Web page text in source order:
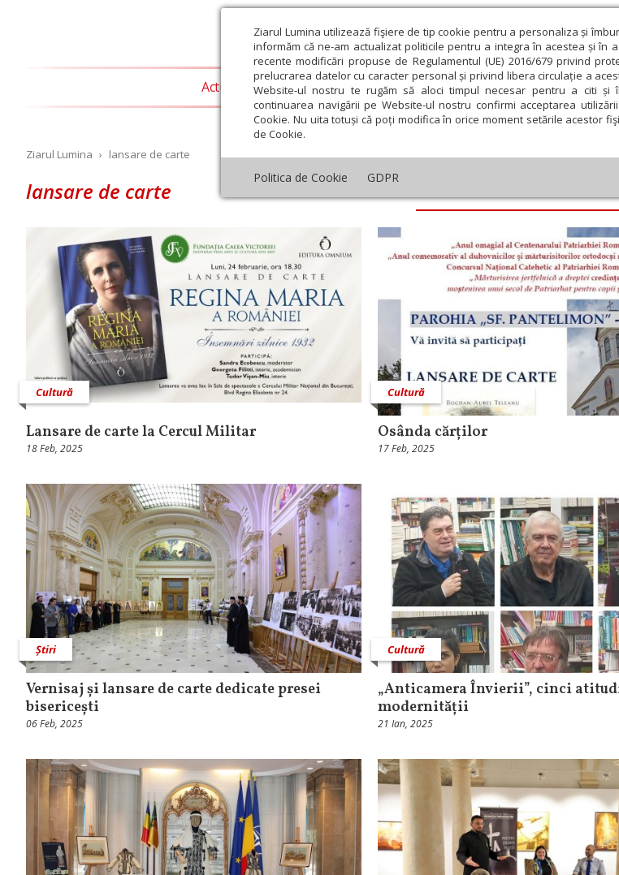
Ziarul Lumina utilizează fişiere de tip cookie pentru a personaliza și
informăm că ne-am actualizat politicile pentru a integra în acestea și în
recente modificări propuse de Regulamentul (UE) 2016/679 privind
prelucrarea datelor cu caracter personal și privind libera circulație a
Website-ul nostru te rugăm să aloci timpul necesar pentru a citi și
continuarea navigării pe Website-ul nostru confirmi acceptarea
Cookie. Nu uita totuși că poți modifica în orice moment setările acestor
de Cookie.
Politica de Cookie GDPR
Actualitate religioasă Teologie și spiritualitate Educaţie și
Ziarul Lumina › lansare de carte
lansare de carte
Cultură
Lansare de carte la Cercul Militar
18 Feb, 2025
Cultură
Osânda cărților
17 Feb, 2025
Știri
Vernisaj și lansare de carte dedicate presei
bisericești
06 Feb, 2025
Cultură
„Anticamera Învierii”, cinci
modernității
21 Ian, 2025